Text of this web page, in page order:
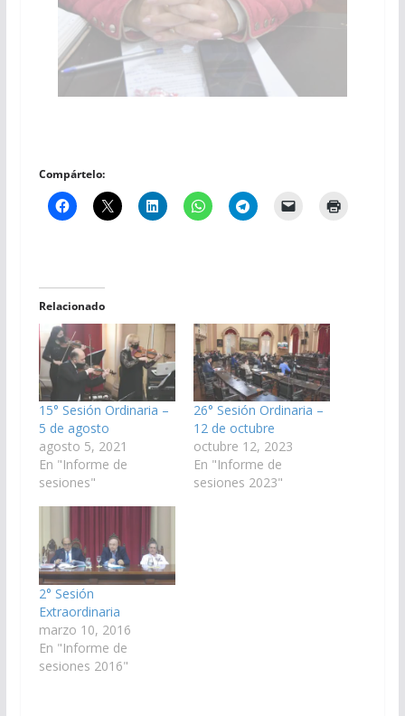
Compártelo:
Relacionado
15° Sesión Ordinaria –
5 de agosto
agosto 5, 2021
En "Informe de
sesiones"
26° Sesión Ordinaria –
12 de octubre
octubre 12, 2023
En "Informe de
sesiones 2023"
2° Sesión
Extraordinaria
marzo 10, 2016
En "Informe de
sesiones 2016"